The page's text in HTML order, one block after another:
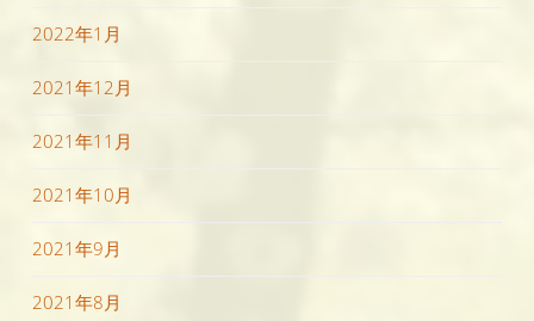
2022年1月
2021年12月
2021年11月
2021年10月
2021年9月
2021年8月